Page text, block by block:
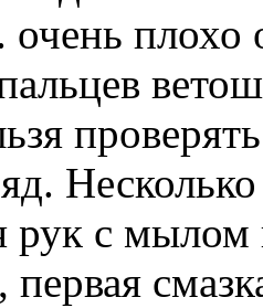
очень плохо
рук с мылом